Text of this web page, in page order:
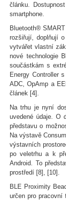
článku.
smartphone.
Bluetooth®
rozšiřují, doplňují
vytvářet vlastní
nové technologie
součástkám s
Energy Controller
ADC, OpAmp a
článek [4].
Na trhu je nyní
uvedené údaje. O
představu o
Na výstavě
výstavních
po veletrhu a k
Android. To
prostředí [8], [10].
BLE Proximity
určen pro